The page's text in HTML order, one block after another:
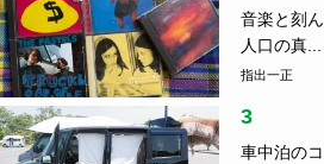
音楽と刻
人口の真...
指出一正
3
車中泊の